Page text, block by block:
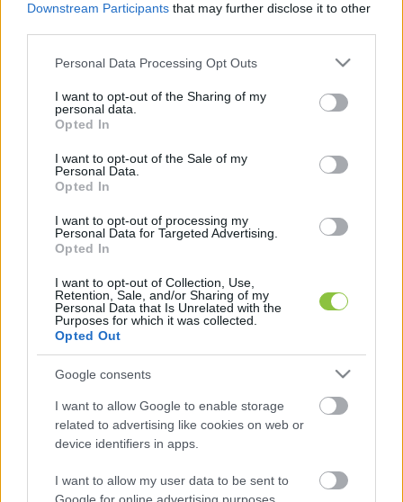
Downstream Participants that may further disclose it to other
Please note that this website/app uses one or more Google
not limited to your visit or usage behaviour. You may click to
grant or deny consent to Google and its third-party tags to
use your data for below specified purposes in below Google
consent section.
Personal Data Processing Opt Outs
I want to opt-out of the Sharing of my
personal data.
Opted In
I want to opt-out of the Sale of my
Personal Data.
Opted In
I want to opt-out of processing my
Personal Data for Targeted Advertising.
Opted In
I want to opt-out of Collection, Use,
Retention, Sale, and/or Sharing of my
Personal Data that Is Unrelated with the
Purposes for which it was collected.
Opted Out
Google consents
I want to allow Google to enable storage
related to advertising like cookies on web or
device identifiers in apps.
I want to allow my user data to be sent to
fotója is bizonyítja Géza, a gólya itt számon van
csökkenést mutat hazánkban. A Magyar
Madártani Egyesület adatai szerint míg 2014-ben
5600-5800 párra volt tehető az állományuk,
maradt. A jelenség több okra is visszavezethető,
pl. a szárazodás, a táplálkozóhelyek (üde,
nedves gyepek és mocsarak, vizes élőhelyek)
méretének és minőségének csökkenése, a
táplálékul szolgáló zsákmányállatok számának
csökkenése, az áramütés okozta elhullás, a
mezőgazdaságban használt vegyszerek és a
telelőhelyeken tapasztalható átalakulás mind
olyan veszélyeztető tényezők, amelyek fokozott
figyelmet kívánnak. via
KNP/facebook